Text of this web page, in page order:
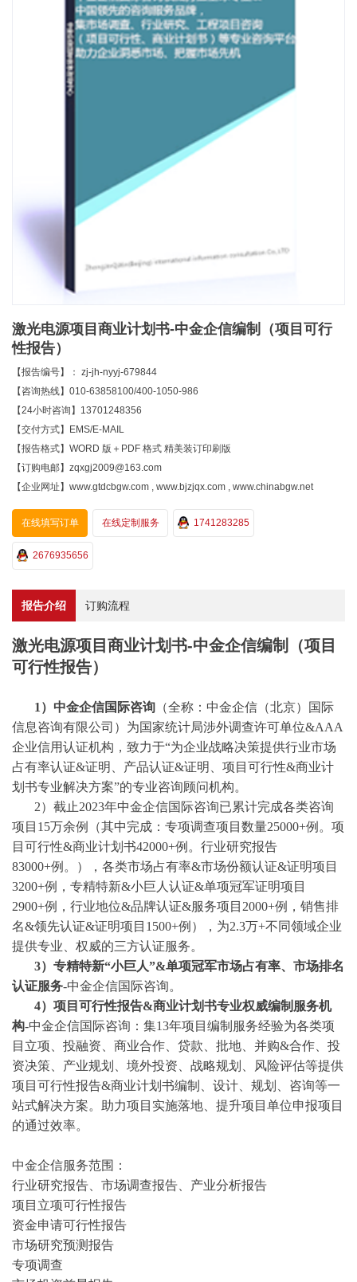
激光电源项目商业计划书-中金企信编制（项目可行
性报告）
【报告编号】： zj-jh-nyyj-679844
【咨询热线】010-63858100/400-1050-986
【24小时咨询】13701248356
【交付方式】EMS/E-MAIL
【报告格式】WORD 版＋PDF 格式 精美装订印刷版
【订购电邮】zqxgj2009@163.com
【企业网址】www.gtdcbgw.com , www.bjzjqx.com , www.chinabgw.net
在线填写订单 在线定制服务 1741283285
2676935656
报告介绍 订购流程
激光电源项目商业计划书-中金企信编制（项目
可行性报告）
1）中金企信国际咨询 （全称：中金企信（北京）国际
信息咨询有限公司）为国家统计局涉外调查许可单位&AAA
企业信用认证机构，致力于“为企业战略决策提供行业市场
占有率认证&证明、产品认证&证明、项目可行性&商业计
划书专业解决方案”的专业咨询顾问机构。
2）截止2023年中金企信国际咨询已累计完成各类咨询
项目15万余例（其中完成：专项调查项目数量25000+例。项
目可行性&商业计划书42000+例。行业研究报告
83000+例。），各类市场占有率&市场份额认证&证明项目
3200+例，专精特新&小巨人认证&单项冠军证明项目
2900+例，行业地位&品牌认证&服务项目2000+例，销售排
名&领先认证&证明项目1500+例），为2.3万+不同领域企业
提供专业、权威的三方认证服务。
3）专精特新“小巨人”&单项冠军市场占有率、市场排名
认证服务-中金企信国际咨询。
4）项目可行性报告&商业计划书专业权威编制服务机
构-中金企信国际咨询：集13年项目编制服务经验为各类项
目立项、投融资、商业合作、贷款、批地、并购&合作、投
资决策、产业规划、境外投资、战略规划、风险评估等提供
项目可行性报告&商业计划书编制、设计、规划、咨询等一
站式解决方案。助力项目实施落地、提升项目单位申报项目
的通过效率。
中金企信服务范围：
行业研究报告、市场调查报告、产业分析报告
项目立项可行性报告
资金申请可行性报告
市场研究预测报告
专项调查